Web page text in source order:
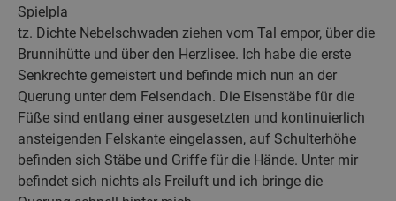
Spielpla
tz. Dichte Nebelschwaden ziehen vom Tal empor, über die
Brunnihütte und über den Herzlisee. Ich habe die erste
Senkrechte gemeistert und befinde mich nun an der
Querung unter dem Felsendach. Die Eisenstäbe für die
Füße sind entlang einer ausgesetzten und kontinuierlich
ansteigenden Felskante eingelassen, auf Schulterhöhe
befinden sich Stäbe und Griffe für die Hände. Unter mir
befindet sich nichts als Freiluft und ich bringe die